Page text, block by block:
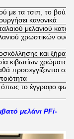
με τα τσιπ, το
κανονικά
μελανιού κατά
χρωστικών
και
κιβωτίων
προσεγγίζονται σε
το έγγραφο
μελάνι PFi-